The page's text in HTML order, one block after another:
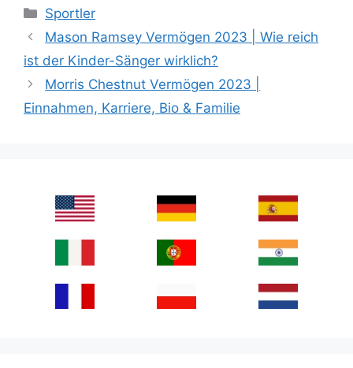
Categories
Sportler
Mason Ramsey Vermögen 2023 | Wie reich
ist der Kinder-Sänger wirklich?
Morris Chestnut Vermögen 2023 |
Einnahmen, Karriere, Bio & Familie